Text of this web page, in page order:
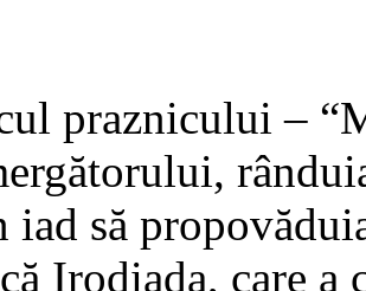
praznicului –
iad să
Irodiada, care a